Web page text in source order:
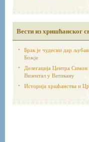
Вести из хришћанског
Брак је чудесни дар
Божје
Делегација Центра Симон
Визентал у Ватикану
Историја хршћанства и